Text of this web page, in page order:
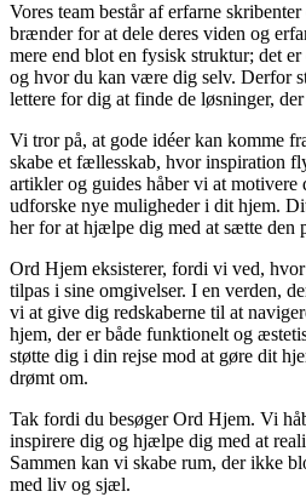
Vores team består af erfarne
brænder for at dele deres viden og
mere end blot en fysisk struktur; det
og hvor du kan være dig selv. Derfor
lettere for dig at finde de løsninger,
Vi tror på, at gode idéer kan komme
skabe et fællesskab, hvor inspiration
artikler og guides håber vi at
udforske nye muligheder i dit hjem.
her for at hjælpe dig med at sætte den
Ord Hjem eksisterer, fordi vi ved,
tilpas i sine omgivelser. I en verden,
vi at give dig redskaberne til at
hjem, der er både funktionelt og
støtte dig i din rejse mod at gøre dit
drømt om.
Tak fordi du besøger Ord Hjem. Vi
inspirere dig og hjælpe dig med at
Sammen kan vi skabe rum, der ikke
med liv og sjæl.